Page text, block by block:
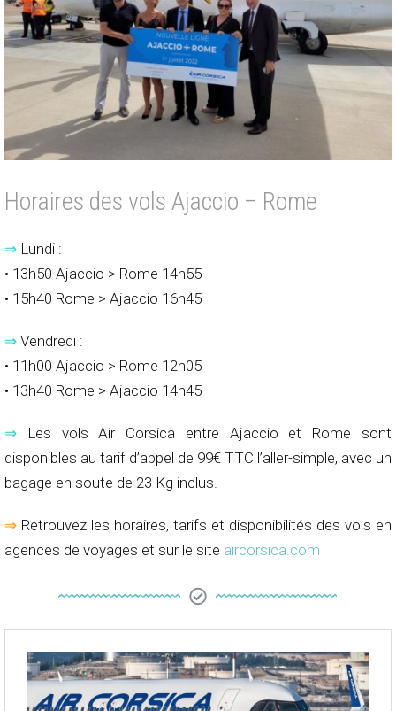
Horaires des vols Ajaccio – Rome
⇒ Lundi :
• 13h50 Ajaccio > Rome 14h55
• 15h40 Rome > Ajaccio 16h45
⇒ Vendredi :
• 11h00 Ajaccio > Rome 12h05
• 13h40 Rome > Ajaccio 14h45
⇒ Les vols Air Corsica entre Ajaccio et Rome sont
disponibles au tarif d’appel de 99€ TTC l’aller-simple, avec un
bagage en soute de 23 Kg inclus.
⇒ Retrouvez les horaires, tarifs et disponibilités des vols en
agences de voyages et sur le site aircorsica.com